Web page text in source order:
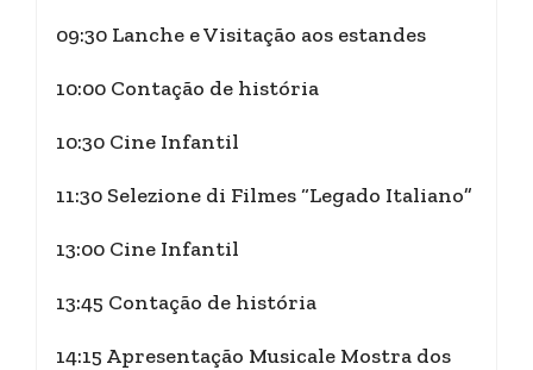
09:30 Lanche e Visitação aos estandes
10:00 Contação de história
10:30 Cine Infantil
11:30 Selezione di Filmes “Legado Italiano”
13:00 Cine Infantil
13:45 Contação de história
14:15 Apresentação Musicale Mostra dos